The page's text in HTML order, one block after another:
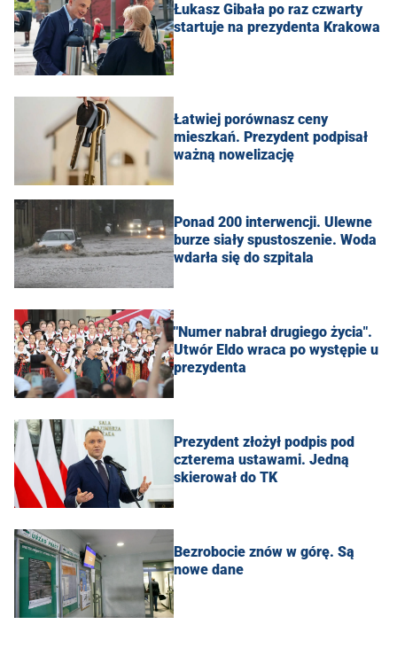
Łukasz Gibała po raz czwarty
startuje na prezydenta Krakowa
Łatwiej porównasz ceny
mieszkań. Prezydent podpisał
ważną nowelizację
Ponad 200 interwencji. Ulewne
burze siały spustoszenie. Woda
wdarła się do szpitala
"Numer nabrał drugiego życia".
Utwór Eldo wraca po występie u
prezydenta
Prezydent złożył podpis pod
czterema ustawami. Jedną
skierował do TK
Bezrobocie znów w górę. Są
nowe dane